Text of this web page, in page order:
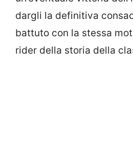
dargli la definitiva
battuto con la stessa
rider della storia della